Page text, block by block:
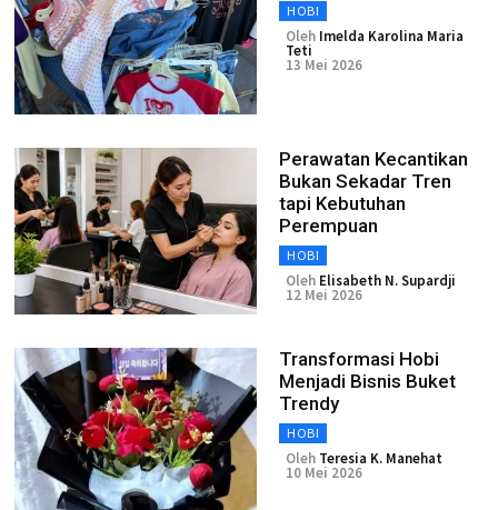
HOBI
Oleh Imelda Karolina Maria
Teti
13 Mei 2026
Perawatan Kecantikan
Bukan Sekadar Tren
tapi Kebutuhan
Perempuan
HOBI
Oleh Elisabeth N. Supardji
12 Mei 2026
Transformasi Hobi
Menjadi Bisnis Buket
Trendy
HOBI
Oleh Teresia K. Manehat
10 Mei 2026